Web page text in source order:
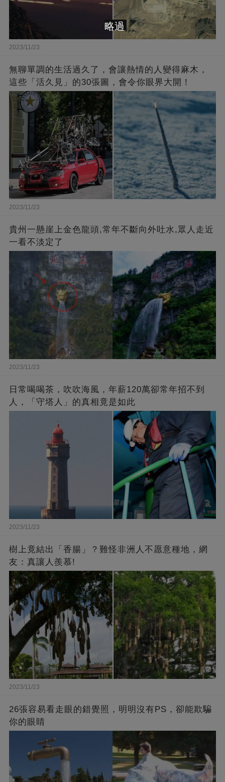
2023/11/23
無聊單調的生活過久了，會讓熱情的人變得麻木，
這些「活久見」的30張圖，會令你眼界大開！
2023/11/23
貴州一懸崖上金色龍頭,常年不斷向外吐水,眾人走近
一看不淡定了
2023/11/23
日常喝喝茶，吹吹海風，年薪120萬卻常年招不到
人，「守塔人」的真相竟是如此
2023/11/23
樹上竟結出「香腸」？難怪非洲人不愿意種地，網
友：真讓人羨慕!
2023/11/23
26張容易看走眼的錯覺照，明明沒有PS，卻能欺騙
你的眼睛
略過